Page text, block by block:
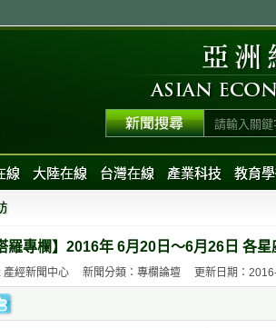
線 大陸在線 台灣在線 產業科技 教育
羅專欄】2016年 6月20日～6月26日 各星
產經新聞中心 新聞分類：專欄論壇 更新日期：